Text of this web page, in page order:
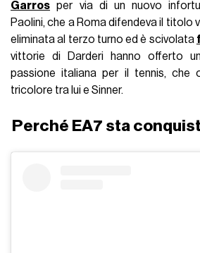
Garros per via di un nuovo
Paolini, che a Roma difendeva il titolo
eliminata al terzo turno ed è scivolata
vittorie di Darderi hanno offerto
passione italiana per il tennis, che
tricolore tra lui e Sinner.
Perché EA7 sta